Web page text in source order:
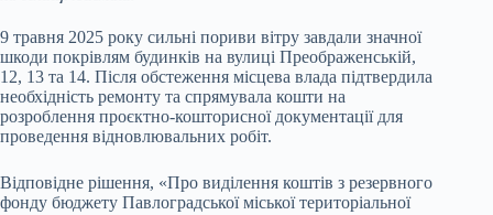
9 травня 2025 року сильні пориви вітру завдали значної
шкоди покрівлям будинків на вулиці Преображенській,
12, 13 та 14. Після обстеження місцева влада підтвердила
необхідність ремонту та спрямувала кошти на
розроблення проєктно-кошторисної документації для
проведення відновлювальних робіт.
Відповідне рішення, «Про виділення коштів з резервного
фонду бюджету Павлоградської міської територіальної